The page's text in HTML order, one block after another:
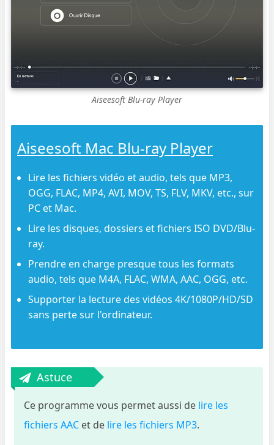
Aiseesoft Blu-ray Player
Aiseesoft Mac Blu-ray Player
Lire les fichiers vidéo et audio, tels que MP3,
OGG, FLAC, MP4, AVI, MOV, TS, FLV, MKV, etc., sur
PC et Mac.
Lire les disques, dossiers et fichiers ISO DVD/Blu-
ray.
Prendre en charge presque tous les formats
audio, tels que M4A, FLAC, WMA, AAC, OGG, etc.
Supporter la lecture des vidéos 4K/1080P/HD/SD
sans perte sur l'ordinateur.
Astuce
Ce programme vous permet aussi de lire les
fichiers AAC et de lire les fichiers MP3.